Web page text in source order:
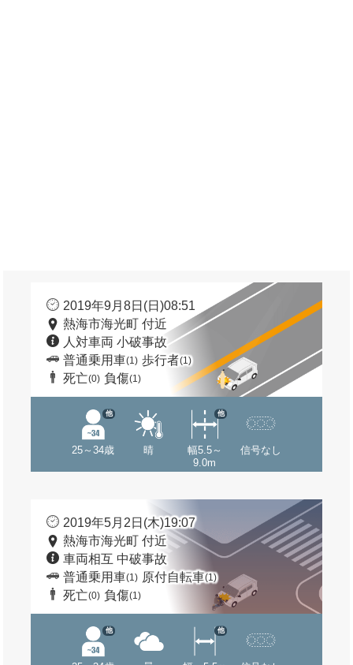
2019年9月8日(日)08:51
熱海市海光町 付近
人対車両 小破事故
普通乗用車(1) 歩行者(1)
死亡(0) 負傷(1)
25～34歳
他
晴
幅5.5～
9.0m
他
信号なし
2019年5月2日(木)19:07
熱海市海光町 付近
車両相互 中破事故
普通乗用車(1) 原付自転車(1)
死亡(0) 負傷(1)
他 他